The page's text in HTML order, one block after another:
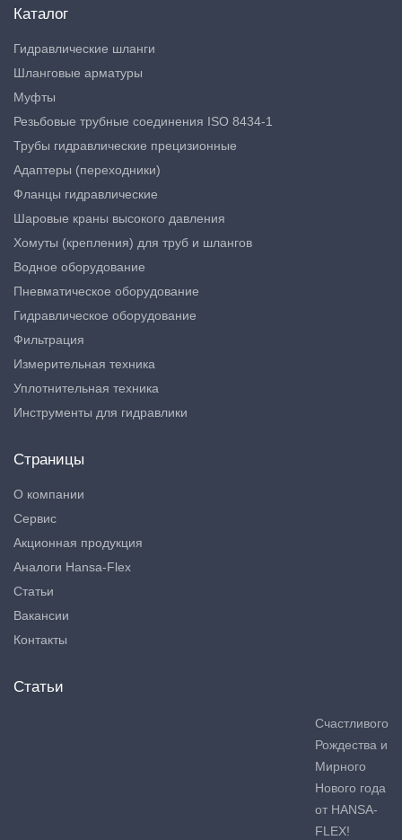
Каталог
Гидравлические шланги
Шланговые арматуры
Муфты
Резьбовые трубные соединения ISO 8434-1
Трубы гидравлические прецизионные
Адаптеры (переходники)
Фланцы гидравлические
Шаровые краны высокого давления
Хомуты (крепления) для труб и шлангов
Водное оборудование
Пневматическое оборудование
Гидравлическое оборудование
Фильтрация
Измерительная техника
Уплотнительная техника
Инструменты для гидравлики
Страницы
О компании
Сервис
Акционная продукция
Аналоги Hansa-Flex
Статьи
Вакансии
Контакты
Статьи
Счастливого
Рождества и
Мирного
Нового года
от HANSA-
FLEX!